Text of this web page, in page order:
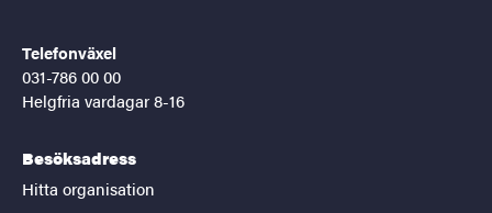
Telefonväxel
031-786 00 00
Helgfria vardagar 8-16
Besöksadress
Hitta organisation